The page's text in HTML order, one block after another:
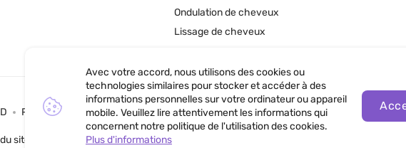
Ondulation de cheveux
Lissage de cheveux
Politique de confidentialité
site
Avec votre accord, nous utilisons des cookies ou
technologies similaires pour stocker et accéder à des
informations personnelles sur votre ordinateur ou appareil
mobile. Veuillez lire attentivement les informations qui
concernent notre politique de l'utilisation des cookies.
Plus d'informations